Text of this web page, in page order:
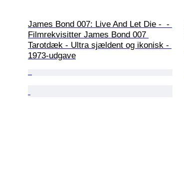
James Bond 007: Live And Let Die -  -
Filmrekvisitter James Bond 007
Tarotdæk - Ultra sjældent og ikonisk -
1973-udgave